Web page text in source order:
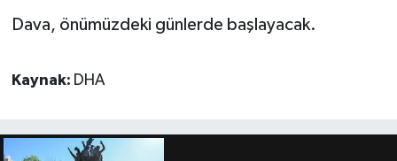
Dava, önümüzdeki günlerde başlayacak.
Kaynak: DHA